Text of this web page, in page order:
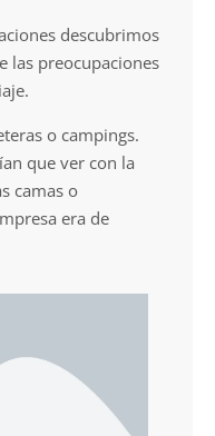
descubrimos
las preocupaciones
o campings.
que ver con la
camas o
era de